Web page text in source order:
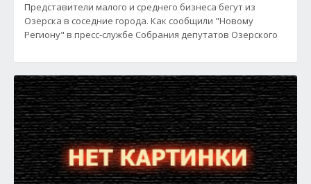
Представители малого и среднего бизнеса бегут из
Озерска в соседние города. Как сообщили "Новому
Региону" в пресс-службе Собрания депутатов Озерского